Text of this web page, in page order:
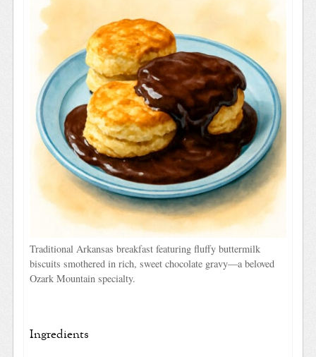
Traditional Arkansas breakfast featuring fluffy buttermilk
biscuits smothered in rich, sweet chocolate gravy—a beloved
Ozark Mountain specialty.
Ingredients